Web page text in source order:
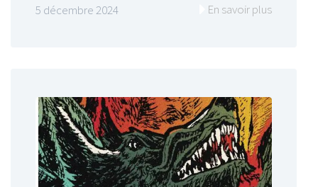
5 décembre 2024 En savoir plus